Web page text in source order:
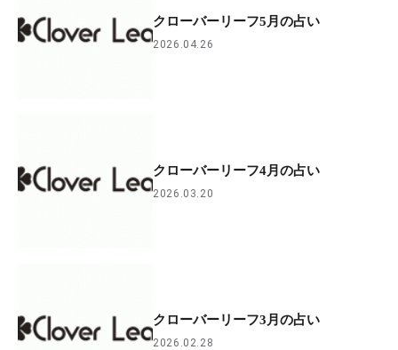
クローバーリーフ5月の占い
2026.04.26
クローバーリーフ4月の占い
2026.03.20
クローバーリーフ3月の占い
2026.02.28